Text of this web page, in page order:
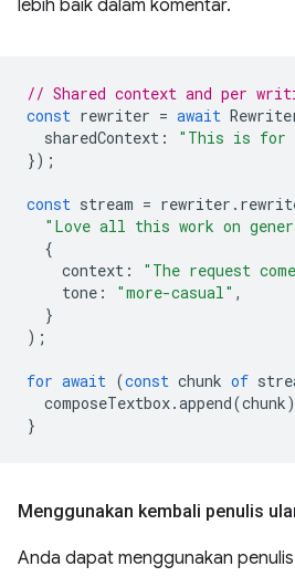
lebih baik dalam komentar.
// Shared context and per
const rewriter = await
sharedContext :
"This is for
});
const stream = rewriter .
"Love all this work on
{
context :
"The request
tone : "more-casual" ,
}
);
for await (const chunk of
composeTextbox.append(chunk
}
Menggunakan kembali penulis
Anda dapat menggunakan